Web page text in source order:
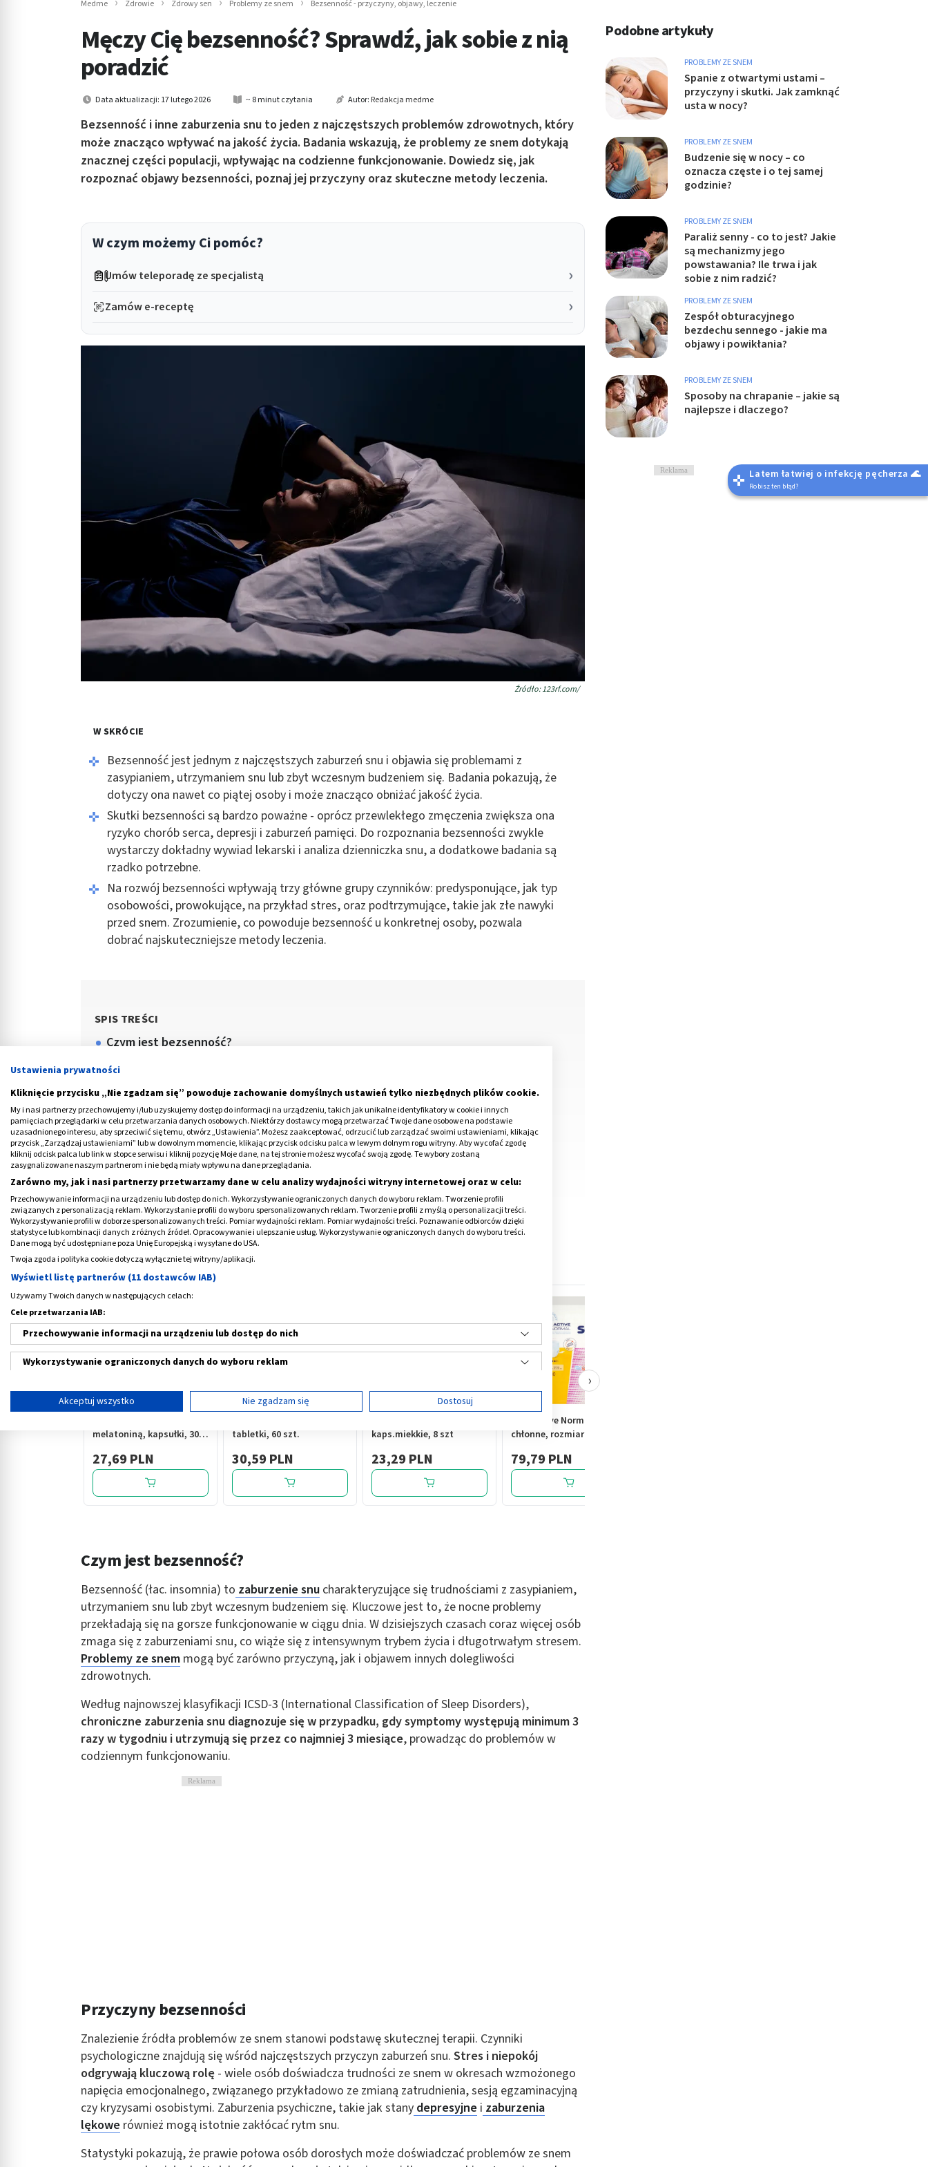
Medme Zdrowie Zdrowy sen Problemy ze snem Bezsenność - przyczyny, objawy, leczenie
Męczy Cię bezsenność? Sprawdź, jak sobie z nią
poradzić
Data aktualizacji: 17 lutego 2026 ~ 8 minut czytania Autor: Redakcja medme
Bezsenność i inne zaburzenia snu to jeden z najczęstszych problemów zdrowotnych, który
może znacząco wpływać na jakość życia. Badania wskazują, że problemy ze snem dotykają
znacznej części populacji, wpływając na codzienne funkcjonowanie. Dowiedz się, jak
rozpoznać objawy bezsenności, poznaj jej przyczyny oraz skuteczne metody leczenia.
W czym możemy Ci pomóc?
Umów teleporadę ze specjalistą
Zamów e-receptę
Źródło: 123rf.com/
W SKRÓCIE
Bezsenność jest jednym z najczęstszych zaburzeń snu i objawia się problemami z
zasypianiem, utrzymaniem snu lub zbyt wczesnym budzeniem się. Badania pokazują, że
dotyczy ona nawet co piątej osoby i może znacząco obniżać jakość życia.
Skutki bezsenności są bardzo poważne - oprócz przewlekłego zmęczenia zwiększa ona
ryzyko chorób serca, depresji i zaburzeń pamięci. Do rozpoznania bezsenności zwykle
wystarczy dokładny wywiad lekarski i analiza dzienniczka snu, a dodatkowe badania są
rzadko potrzebne.
Na rozwój bezsenności wpływają trzy główne grupy czynników: predysponujące, jak typ
osobowości, prowokujące, na przykład stres, oraz podtrzymujące, takie jak złe nawyki
przed snem. Zrozumienie, co powoduje bezsenność u konkretnej osoby, pozwala
dobrać najskuteczniejsze metody leczenia.
SPIS TREŚCI
Czym jest bezsenność?
Przyczyny bezsenności
Bezsenność spowodowana chorobami
Najczęstsze objawy bezsenności
Diagnostyka bezsenności
Medme poleca
melatoniną, kapsułki, 30
27,69 PLN
tabletki, 60 szt.
30,59 PLN
kaps.miekkie, 8 szt
23,29 PLN
Seni Active Normal, majtki
chłonne, rozmiar L, 30 szt.
79,79 PLN
›
Czym jest bezsenność?
Bezsenność (łac. insomnia) to zaburzenie snu charakteryzujące się trudnościami z zasypianiem,
utrzymaniem snu lub zbyt wczesnym budzeniem się. Kluczowe jest to, że nocne problemy
przekładają się na gorsze funkcjonowanie w ciągu dnia. W dzisiejszych czasach coraz więcej osób
zmaga się z zaburzeniami snu, co wiąże się z intensywnym trybem życia i długotrwałym stresem.
Problemy ze snem mogą być zarówno przyczyną, jak i objawem innych dolegliwości
zdrowotnych.
Według najnowszej klasyfikacji ICSD-3 (International Classification of Sleep Disorders),
chroniczne zaburzenia snu diagnozuje się w przypadku, gdy symptomy występują minimum 3
razy w tygodniu i utrzymują się przez co najmniej 3 miesiące, prowadząc do problemów w
codziennym funkcjonowaniu.
Reklama
Przyczyny bezsenności
Znalezienie źródła problemów ze snem stanowi podstawę skutecznej terapii. Czynniki
psychologiczne znajdują się wśród najczęstszych przyczyn zaburzeń snu. Stres i niepokój
odgrywają kluczową rolę - wiele osób doświadcza trudności ze snem w okresach wzmożonego
napięcia emocjonalnego, związanego przykładowo ze zmianą zatrudnienia, sesją egzaminacyjną
czy kryzysami osobistymi. Zaburzenia psychiczne, takie jak stany depresyjne i zaburzenia
lękowe również mogą istotnie zakłócać rytm snu.
Statystyki pokazują, że prawie połowa osób dorosłych może doświadczać problemów ze snem
Podobne artykuły
PROBLEMY ZE SNEM
Spanie z otwartymi ustami –
przyczyny i skutki. Jak zamknąć
usta w nocy?
PROBLEMY ZE SNEM
Budzenie się w nocy – co
oznacza częste i o tej samej
godzinie?
PROBLEMY ZE SNEM
Paraliż senny - co to jest? Jakie
są mechanizmy jego
powstawania? Ile trwa i jak
sobie z nim radzić?
PROBLEMY ZE SNEM
Zespół obturacyjnego
bezdechu sennego - jakie ma
objawy i powikłania?
PROBLEMY ZE SNEM
Sposoby na chrapanie – jakie są
najlepsze i dlaczego?
Reklama Latem łatwiej o infekcję pęcherza 🌊
Robisz ten błąd?
Ustawienia prywatności
Kliknięcie przycisku „Nie zgadzam się” powoduje zachowanie domyślnych ustawień tylko niezbędnych plików cookie.
My i nasi partnerzy przechowujemy i/lub uzyskujemy dostęp do informacji na urządzeniu, takich jak unikalne identyfikatory w cookie i innych
pamięciach przeglądarki w celu przetwarzania danych osobowych. Niektórzy dostawcy mogą przetwarzać Twoje dane osobowe na podstawie
uzasadnionego interesu, aby sprzeciwić się temu, otwórz „Ustawienia”. Możesz zaakceptować, odrzucić lub zarządzać swoimi ustawieniami, klikając
przycisk „Zarządzaj ustawieniami” lub w dowolnym momencie, klikając przycisk odcisku palca w lewym dolnym rogu witryny. Aby wycofać zgodę
kliknij odcisk palca lub link w stopce serwisu i kliknij pozycję Moje dane, na tej stronie możesz wycofać swoją zgodę. Te wybory zostaną
zasygnalizowane naszym partnerom i nie będą miały wpływu na dane przeglądania.
Zarówno my, jak i nasi partnerzy przetwarzamy dane w celu analizy wydajności witryny internetowej oraz w celu:
Przechowywanie informacji na urządzeniu lub dostęp do nich. Wykorzystywanie ograniczonych danych do wyboru reklam. Tworzenie profili
związanych z personalizacją reklam. Wykorzystanie profili do wyboru spersonalizowanych reklam. Tworzenie profili z myślą o personalizacji treści.
Wykorzystywanie profili w doborze spersonalizowanych treści. Pomiar wydajności reklam. Pomiar wydajności treści. Poznawanie odbiorców dzięki
statystyce lub kombinacji danych z różnych źródeł. Opracowywanie i ulepszanie usług. Wykorzystywanie ograniczonych danych do wyboru treści.
Dane mogą być udostępniane poza Unię Europejską i wysyłane do USA.
Twoja zgoda i polityka cookie dotyczą wyłącznie tej witryny/aplikacji.
Wyświetl listę partnerów (11 dostawców IAB)
Używamy Twoich danych w następujących celach:
Cele przetwarzania IAB:
Przechowywanie informacji na urządzeniu lub dostęp do nich
Wykorzystywanie ograniczonych danych do wyboru reklam
Tworzenie profili w celu spersonalizowanych reklam
Wykorzystywanie profili w celu doboru spersonalizowanych treści
Pomiar efektywności reklam
Rozumienie odbiorców dzięki statystyce lub kombinacji danych z różnych źródeł
Rozwój i ulepszanie usług
Wykorzystywanie ograniczonych danych do wyboru treści
Funkcje specjalne IAB:
Użycie dokładnych danych geolokalizacyjnych
Cele przetwarzania inne niż IAB:
Wydajność (Performance)
Akceptuj wszystko Nie zgadzam się Dostosuj